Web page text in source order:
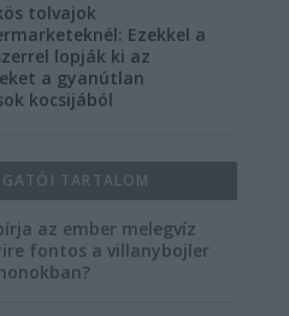
tolvajok
Ezekkel a
lopják ki az
a gyanútlan
kocsijából
TARTALOM
az ember melegvíz
fontos a villanybojler